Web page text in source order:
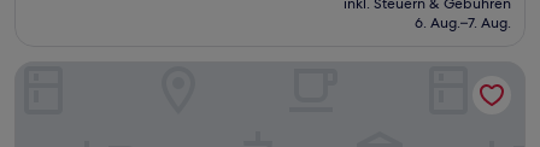
beträgt
6. Aug.–7. Aug.